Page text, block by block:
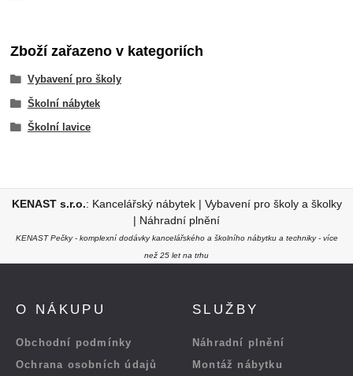
Zboží zařazeno v kategoriích
Vybavení pro školy
Školní nábytek
Školní lavice
KENAST s.r.o.: Kancelářský nábytek | Vybavení pro školy a školky
| Náhradní plnění
KENAST Pečky - komplexní dodávky kancelářského a školního nábytku a techniky - více
než 25 let na trhu
O NÁKUPU
Obchodní podmínky
Ochrana osobních údajů
SLUŽBY
Náhradní plnění
Montáž nábytku